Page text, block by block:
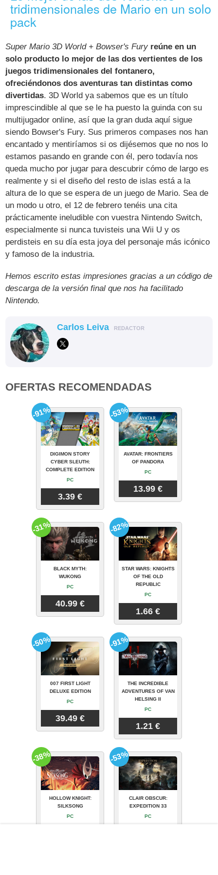
tridimensionales de Mario en un solo
pack
Super Mario 3D World + Bowser's Fury reúne en un
solo producto lo mejor de las dos vertientes de los
juegos tridimensionales del fontanero,
ofreciéndonos dos aventuras tan distintas como
divertidas. 3D World ya sabemos que es un título
imprescindible al que se le ha puesto la guinda con su
multijugador online, así que la gran duda aquí sigue
siendo Bowser's Fury. Sus primeros compases nos han
encantado y mentiríamos si os dijésemos que no nos lo
estamos pasando en grande con él, pero todavía nos
queda mucho por jugar para descubrir cómo de largo es
realmente y si el diseño del resto de islas está a la
altura de lo que se espera de un juego de Mario. Sea de
un modo u otro, el 12 de febrero tenéis una cita
prácticamente ineludible con vuestra Nintendo Switch,
especialmente si nunca tuvisteis una Wii U y os
perdisteis en su día esta joya del personaje más icónico
y famoso de la industria.
Hemos escrito estas impresiones gracias a un código de
descarga de la versión final que nos ha facilitado
Nintendo.
Carlos Leiva REDACTOR
OFERTAS RECOMENDADAS
DIGIMON STORY
CYBER SLEUTH:
COMPLETE EDITION
PC
3.39 €
-91%
AVATAR: FRONTIERS
OF PANDORA
PC
13.99 €
-53%
BLACK MYTH:
WUKONG
PC
40.99 €
-31%
STAR WARS: KNIGHTS
OF THE OLD
REPUBLIC
PC
1.66 €
-82%
007 FIRST LIGHT
DELUXE EDITION
PC
39.49 €
-50%
THE INCREDIBLE
ADVENTURES OF VAN
HELSING II
PC
1.21 €
-91%
HOLLOW KNIGHT:
SILKSONG
PC
-38%
CLAIR OBSCUR:
EXPEDITION 33
PC
-53%